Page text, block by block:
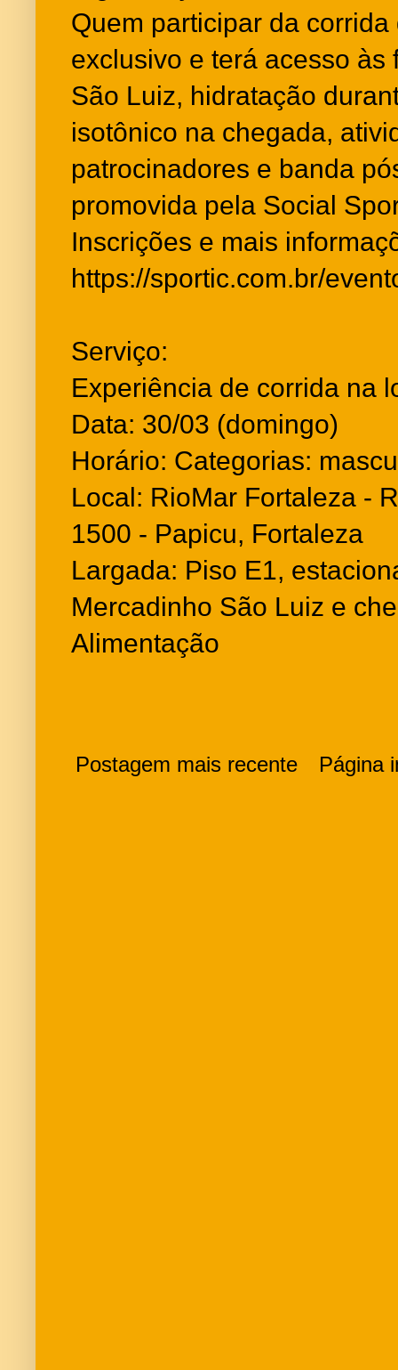
Quem participar da
exclusivo e terá acesso às
São Luiz, hidratação
isotônico na chegada,
patrocinadores e banda
promovida pela Social
Inscrições e mais
https://sportic.com.br/
Serviço:
Experiência de corrida na
Data: 30/03 (domingo)
Horário: Categorias:
Local: RioMar Fortaleza -
1500 - Papicu, Fortaleza
Largada: Piso E1,
Mercadinho São Luiz e
Alimentação
Postagem mais recente Página